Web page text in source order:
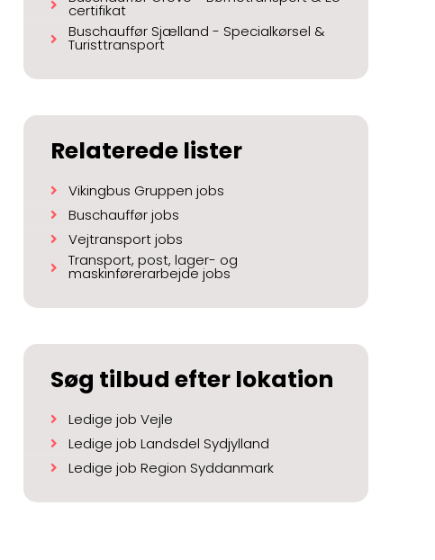
certifikat
Buschauffør Sjælland - Specialkørsel &
Turisttransport
Relaterede lister
Vikingbus Gruppen jobs
Buschauffør jobs
Vejtransport jobs
Transport, post, lager- og
maskinførerarbejde jobs
Søg tilbud efter lokation
Ledige job Vejle
Ledige job Landsdel Sydjylland
Ledige job Region Syddanmark